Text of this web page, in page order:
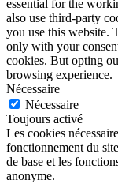
essential for the
also use third-party
you use this website.
only with your
cookies. But opting
browsing experience.
Nécessaire
Nécessaire
Toujours activé
Les cookies
fonctionnement du
de base et les
anonyme.